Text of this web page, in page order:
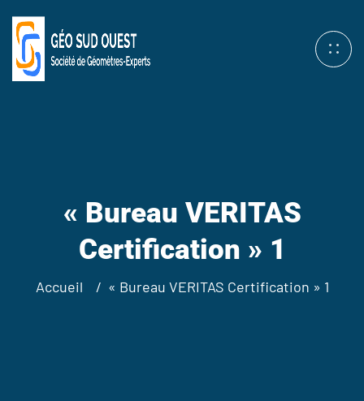
« Bureau VERITAS
Certification » 1
Accueil « Bureau VERITAS Certification » 1